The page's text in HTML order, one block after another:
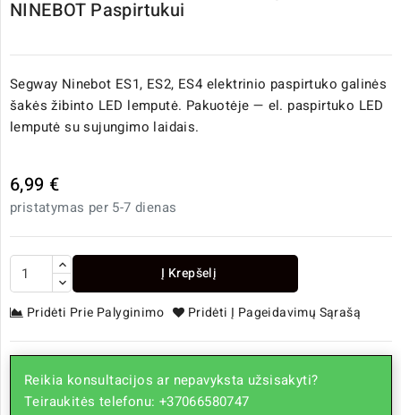
NINEBOT Paspirtukui
Segway Ninebot ES1, ES2, ES4 elektrinio paspirtuko galinės
šakės žibinto LED lemputė. Pakuotėje — el. paspirtuko LED
lemputė su sujungimo laidais.
6,99 €
pristatymas per 5-7 dienas
Į Krepšelį
Pridėti Prie Palyginimo Pridėti Į Pageidavimų Sąrašą
Reikia konsultacijos ar nepavyksta užsisakyti?
Teiraukitės telefonu: +37066580747